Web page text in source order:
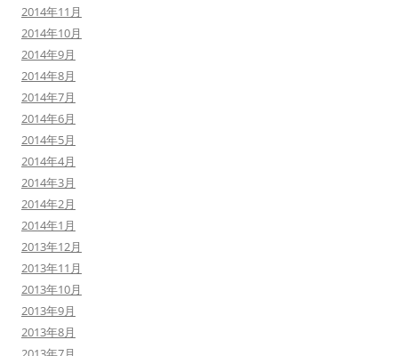
2014年11月
2014年10月
2014年9月
2014年8月
2014年7月
2014年6月
2014年5月
2014年4月
2014年3月
2014年2月
2014年1月
2013年12月
2013年11月
2013年10月
2013年9月
2013年8月